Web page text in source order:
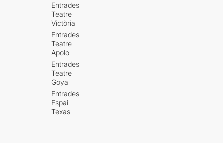
Entrades
Teatre
Victòria
Entrades
Teatre
Apolo
Entrades
Teatre
Goya
Entrades
Espai
Texas